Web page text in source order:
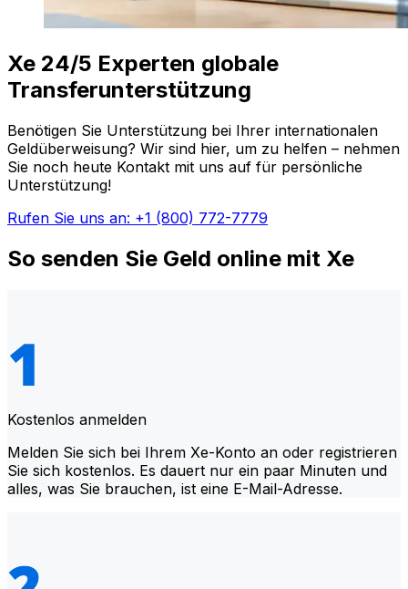
Xe 24/5 Experten globale
Transferunterstützung
Benötigen Sie Unterstützung bei Ihrer internationalen
Geldüberweisung? Wir sind hier, um zu helfen – nehmen
Sie noch heute Kontakt mit uns auf für persönliche
Unterstützung!
Rufen Sie uns an: +1 (800) 772-7779
So senden Sie Geld online mit Xe
Kostenlos anmelden
Melden Sie sich bei Ihrem Xe-Konto an oder registrieren
Sie sich kostenlos. Es dauert nur ein paar Minuten und
alles, was Sie brauchen, ist eine E-Mail-Adresse.